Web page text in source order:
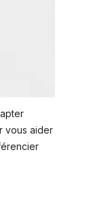
vous aider